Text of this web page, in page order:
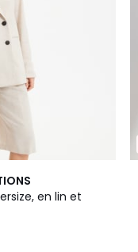
en lin et